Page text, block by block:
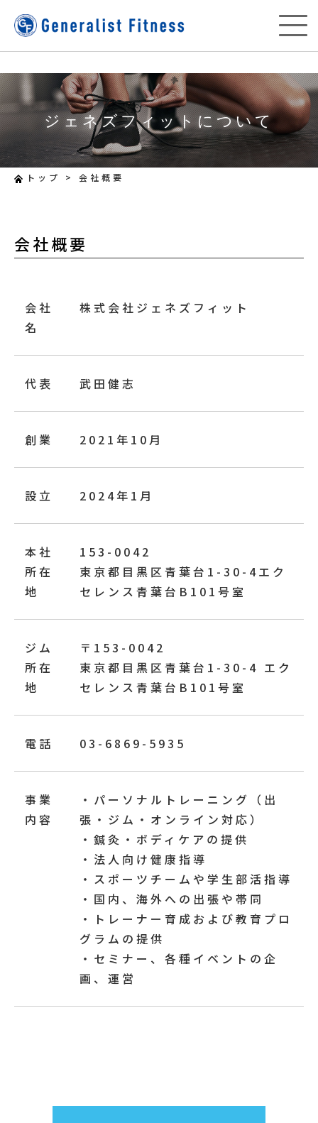
ジェネズフィットについて
トップ > 会社概要
会社概要
会社
名
株式会社ジェネズフィット
代表 武田健志
創業 2021年10月
設立 2024年1月
本社
所在
地
153-0042
東京都目黒区青葉台1-30-4エク
セレンス青葉台B101号室
ジム
所在
地
〒153-0042
東京都目黒区青葉台1-30-4 エク
セレンス青葉台B101号室
電話 03-6869-5935
事業
内容
・パーソナルトレーニング（出
張・ジム・オンライン対応）
・鍼灸・ボディケアの提供
・法人向け健康指導
・スポーツチームや学生部活指導
・国内、海外への出張や帯同
・トレーナー育成および教育プロ
グラムの提供
・セミナー、各種イベントの企
画、運営